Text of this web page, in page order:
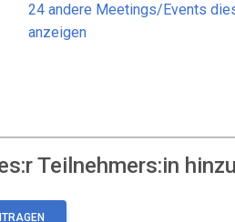
24 andere Meetings/Events
anzeigen
Teilnehmers:in